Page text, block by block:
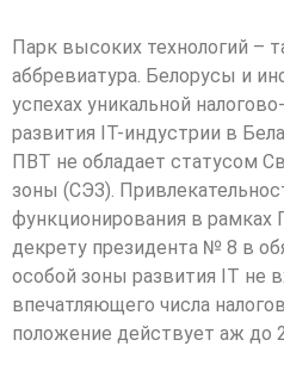
Парк высоких технологий –
аббревиатура. Белорусы и
успехах уникальной
развития IT-индустрии в
ПВТ не обладает статусом
зоны (СЭЗ).
функционирования в рамках
декрету президента № 8 в
особой зоны развития IT не
впечатляющего числа
положение действует аж до